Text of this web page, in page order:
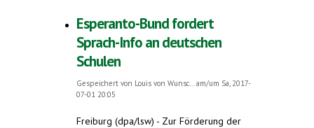
Esperanto-Bund fordert
Sprach-Info an deutschen
Schulen
Gespeichert von Louis von Wunsc...am/um Sa, 2017-
07-01 20:05
Freiburg (dpa/lsw) - Zur Förderung der